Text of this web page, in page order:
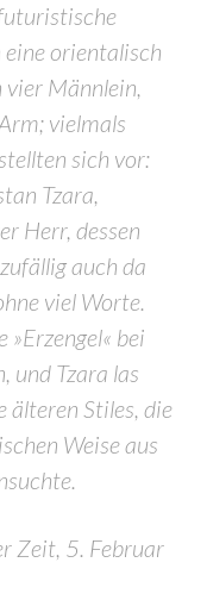
orientalisch
Männlein,
vielmals
sich vor:
Tzara,
Herr, dessen
auch da
viel Worte.
»Erzengel« bei
und Tzara las
älteren Stiles, die
Weise aus
Zeit, 5. Februar